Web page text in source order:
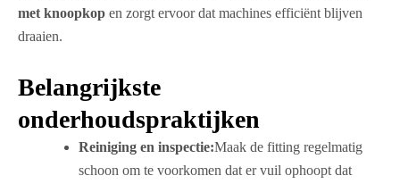
met knoopkop en zorgt ervoor dat machines efficiënt blijven
draaien.
Belangrijkste
onderhoudspraktijken
Reiniging en inspectie:Maak de fitting regelmatig
schoon om te voorkomen dat er vuil ophoopt dat